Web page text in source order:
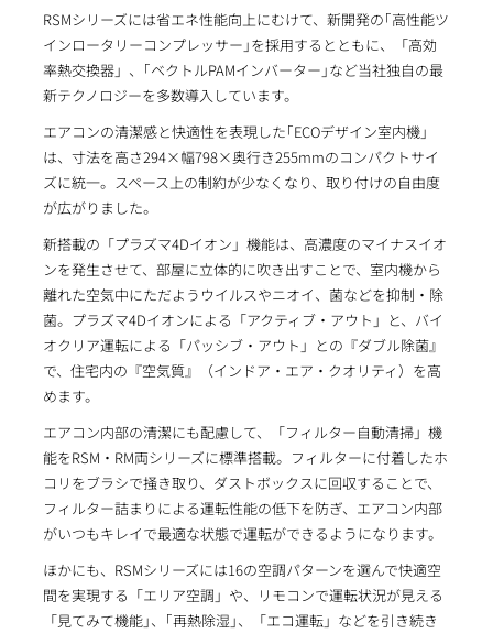
RSMシリーズには省エネ性能向上にむけて、新開発の｢高性能ツ
インロータリーコンプレッサー｣を採用するとともに、「高効
率熱交換器」、｢ベクトルPAMインバーター｣など当社独自の最
新テクノロジーを多数導入しています。
エアコンの清潔感と快適性を表現した｢ECOデザイン室内機｣
は、寸法を高さ294×幅798×奥行き255mmのコンパクトサイ
ズに統一。スペース上の制約が少なくなり、取り付けの自由度
が広がりました。
新搭載の「プラズマ4Dイオン」機能は、高濃度のマイナスイオ
ンを発生させて、部屋に立体的に吹き出すことで、室内機から
離れた空気中にただようウイルスやニオイ、菌などを抑制・除
菌。プラズマ4Dイオンによる「アクティブ・アウト」と、バイ
オクリア運転による「パッシブ・アウト」との『ダブル除菌』
で、住宅内の『空気質』（インドア・エア・クオリティ）を高
めます。
エアコン内部の清潔にも配慮して、「フィルター自動清掃」機
能をRSM・RM両シリーズに標準搭載。フィルターに付着したホ
コリをブラシで掻き取り、ダストボックスに回収することで、
フィルター詰まりによる運転性能の低下を防ぎ、エアコン内部
がいつもキレイで最適な状態で運転ができるようになります。
ほかにも、RSMシリーズには16の空調パターンを選んで快適空
間を実現する「エリア空調」や、リモコンで運転状況が見える
「見てみて機能｣、｢再熱除湿｣、「エコ運転」などを引き続き